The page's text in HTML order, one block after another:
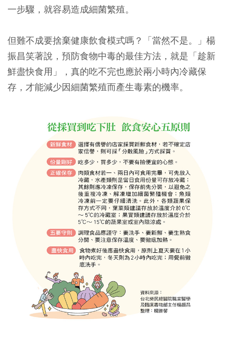
一步驟，就容易造成細菌繁殖。
但難不成要捨棄健康飲食模式嗎？「當然不是。」楊
振昌笑著說，預防食物中毒的最佳方法，就是「趁新
鮮盡快食用」，真的吃不完也應於兩小時內冷藏保
存，才能減少因細菌繁殖而產生毒素的機率。